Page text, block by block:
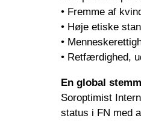
• Fremme af
• Høje etiske
•
• Retfærdighed,
En global
Soroptimist
status i FN med